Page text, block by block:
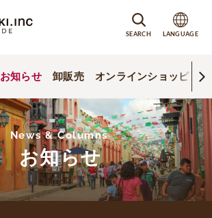
SEARCH LANGUAGE
お知らせ 卸販売 オンラインショッピング
News & Columns
お知らせ